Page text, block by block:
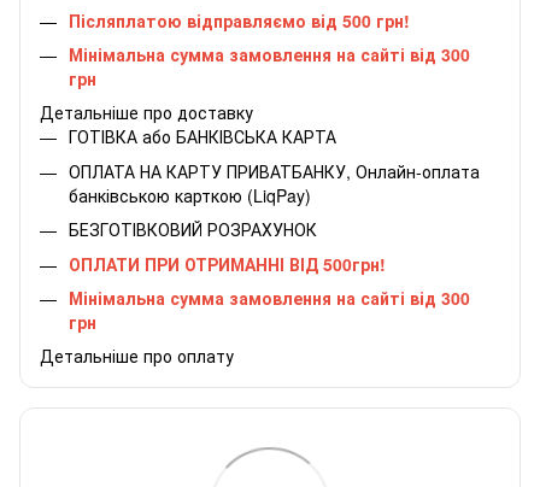
Післяплатою відправляємо від 500 грн!
Мінімальна сумма замовлення на сайті від 300
грн
Детальніше про доставку
ГОТІВКА або БАНКІВСЬКА КАРТА
ОПЛАТА НА КАРТУ ПРИВАТБАНКУ, Онлайн-оплата
банківською карткою (LiqPay)
БЕЗГОТІВКОВИЙ РОЗРАХУНОК
ОПЛАТИ ПРИ ОТРИМАННІ ВІД 500грн!
Мінімальна сумма замовлення на сайті від 300
грн
Детальніше про оплату